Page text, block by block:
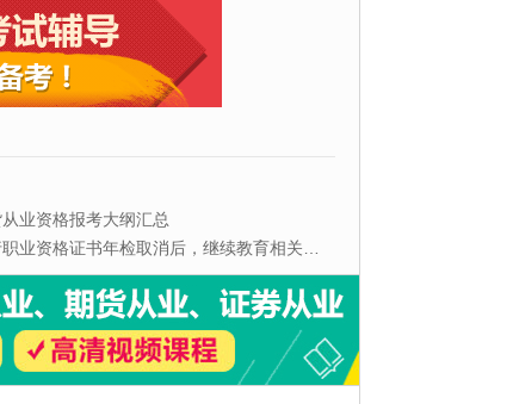
业资格报考大纲汇总
业资格证书年检取消后，继续教育相关问题解答